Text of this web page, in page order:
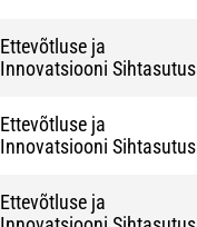
Ettevõtluse ja
Innovatsiooni Sihtasutus
Ettevõtluse ja
Innovatsiooni Sihtasutus
Ettevõtluse ja